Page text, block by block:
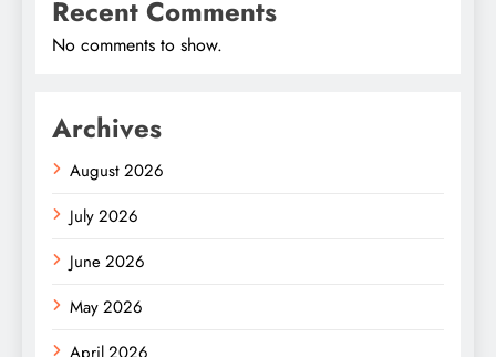
Recent Comments
No comments to show.
Archives
August 2026
July 2026
June 2026
May 2026